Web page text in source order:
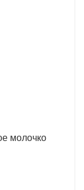
молочко